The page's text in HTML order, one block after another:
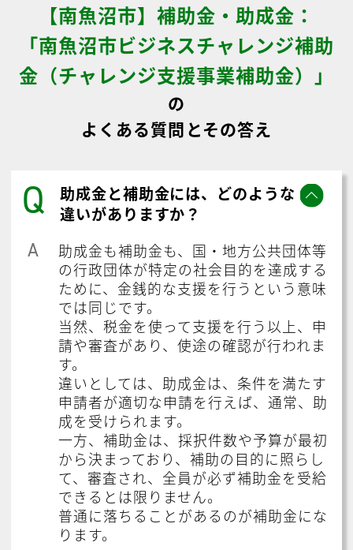
【南魚沼市】補助金・助成金：
「南魚沼市ビジネスチャレンジ補助
金（チャレンジ支援事業補助金）」
の
よくある質問とその答え
Q
助成金と補助金には、どのような
違いがありますか？
A
助成金も補助金も、国・地方公共団体等
の行政団体が特定の社会目的を達成する
ために、金銭的な支援を行うという意味
では同じです。
当然、税金を使って支援を行う以上、申
請や審査があり、使途の確認が行われま
す。
違いとしては、助成金は、条件を満たす
申請者が適切な申請を行えば、通常、助
成を受けられます。
一方、補助金は、採択件数や予算が最初
から決まっており、補助の目的に照らし
て、審査され、全員が必ず補助金を受給
できるとは限りません。
普通に落ちることがあるのが補助金にな
ります。